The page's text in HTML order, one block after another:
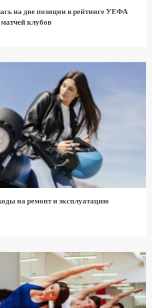
на две позиции в рейтинге УЕФА
клубов
на ремонт и эксплуатацию